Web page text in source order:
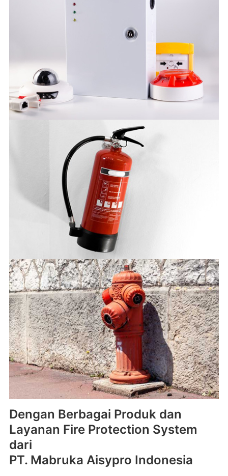
Dengan Berbagai Produk dan
Layanan Fire Protection System
dari
PT. Mabruka Aisypro Indonesia